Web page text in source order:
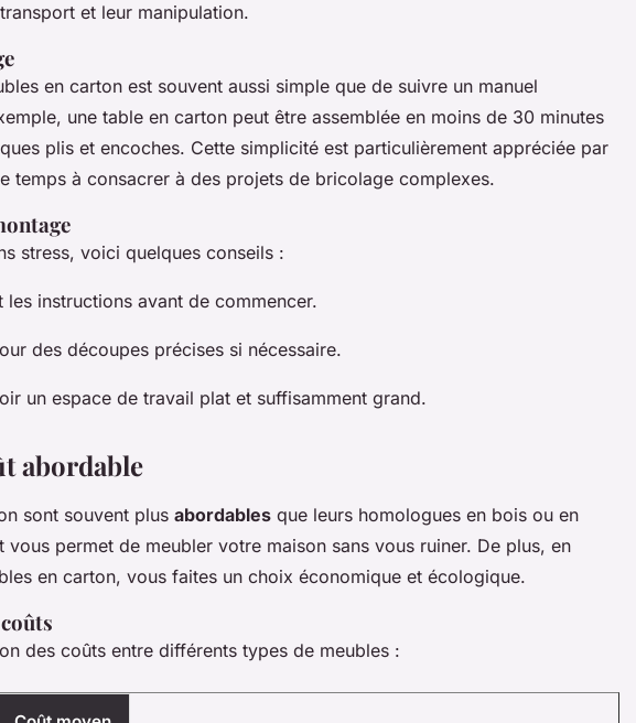
et leur manipulation.
en carton est souvent aussi simple que de suivre un manuel
une table en carton peut être assemblée en moins de 30 minutes
plis et encoches. Cette simplicité est particulièrement appréciée par
temps à consacrer à des projets de bricolage complexes.
stress, voici quelques conseils :
les instructions avant de commencer.
des découpes précises si nécessaire.
un espace de travail plat et suffisamment grand.
abordable
sont souvent plus abordables que leurs homologues en bois ou en
vous permet de meubler votre maison sans vous ruiner. De plus, en
en carton, vous faites un choix économique et écologique.
des coûts entre différents types de meubles :